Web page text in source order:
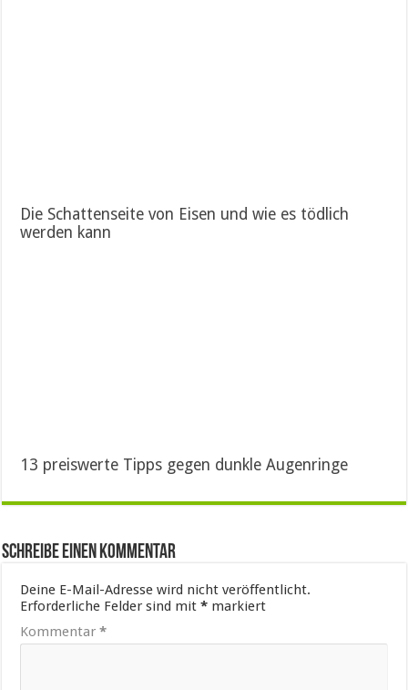
Die Schattenseite von Eisen und wie es tödlich
werden kann
13 preiswerte Tipps gegen dunkle Augenringe
Schreibe einen Kommentar
Deine E-Mail-Adresse wird nicht veröffentlicht.
Erforderliche Felder sind mit* markiert
Kommentar*